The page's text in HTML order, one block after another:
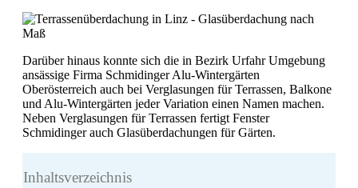
Darüber hinaus konnte sich die in Bezirk Urfahr Umgebung
ansässige Firma Schmidinger Alu-Wintergärten
Oberösterreich auch bei Verglasungen für Terrassen, Balkone
und Alu-Wintergärten jeder Variation einen Namen machen.
Neben Verglasungen für Terrassen fertigt Fenster
Schmidinger auch Glasüberdachungen für Gärten.
Inhaltsverzeichnis